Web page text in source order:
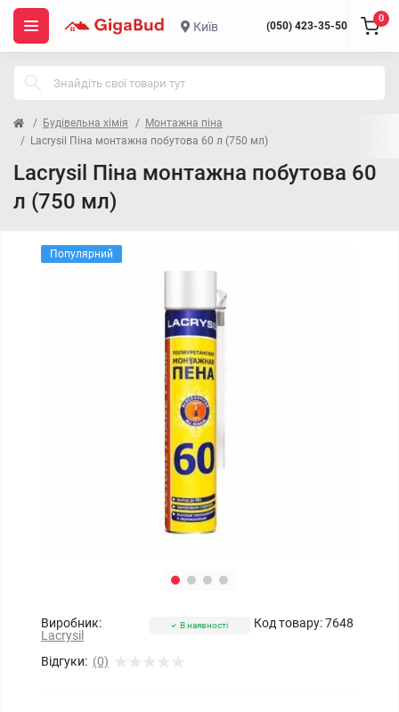
Київ (050) 423-35-50
0
Будівельна хімія
Монтажна піна
Lacrysil Піна монтажна побутова 60 л (750 мл)
Lacrysil Піна монтажна побутова 60
л (750 мл)
Популярний
Виробник:
Lacrysil
Код товару: 7648
Відгуки: (0)
В наявності